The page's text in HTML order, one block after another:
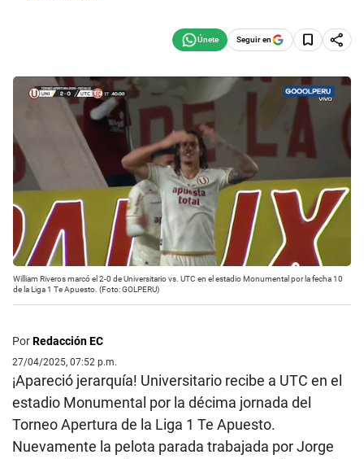
Seguir en
William Riveros marcó el 2-0 de Universitario vs. UTC en el estadio Monumental por la fecha 10
de la Liga 1 Te Apuesto. (Foto: GOLPERU)
PorRedacción EC
27/04/2025, 07:52 p.m.
¡Apareció jerarquía! Universitario recibe a UTC en el
estadio Monumental por la décima jornada del
Torneo Apertura de la Liga 1 Te Apuesto.
Nuevamente la pelota parada trabajada por Jorge